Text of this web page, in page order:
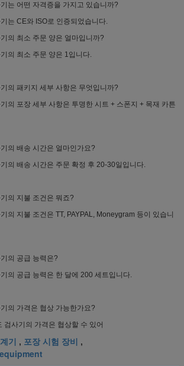
는 어떤 자격증을 가지고 있습니까?
는 CE와 ISO로 인증되었습니다.
의 최소 주문 양은 얼마입니까?
의 최소 주문 양은 1입니다.
의 패키지 세부 사항은 무엇입니까?
의 포장 세부 사항은 투명한 시트 + 스폰지 + 목재 카튼
의 배송 시간은 얼마인가요?
의 배송 시간은 주문 확정 후 20-30일입니다.
의 지불 조건은 뭐죠?
의 지불 조건은 TT, PAYPAL, Moneygram 등이 있습니
의 공급 능력은?
의 공급 능력은 한 달에 200 세트입니다.
의 가격은 협상 가능한가요?
검사기의 가격은 협상할 수 있어
기 , 포장 시험 장비 ,